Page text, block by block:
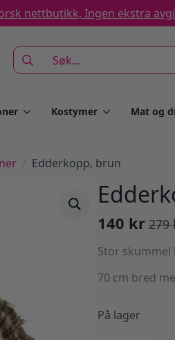
nettbutikk, Ingen ekstra
Search
for:
Kostymer Mat og
Edderkopp, brun
279
pris
279 kr.
140 kr
pris
140 kr.
Stor
70 cm bred
På lager